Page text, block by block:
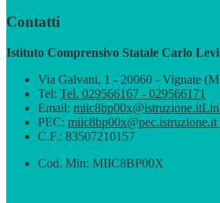
Contatti
Istituto Comprensivo Statale Carlo
Via Galvani, 1 - 20060 - Vignate
Tel: Tel. 029566167 - 029566171
Email: miic8bp00x@istruzione.it
PEC: miic8bp00x@pec.istruzione.it
C.F.: 83507210157
Cod. Min: MIIC8BP00X